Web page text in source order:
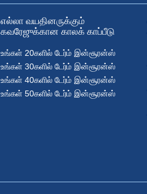
எல்லா வயதினருக்கும்
கவரேஜுக்கான காலக் காப்பீடு
உங்கள் 20களில் டேர்ம் இன்சூரன்ஸ்
உங்கள் 30களில் டேர்ம் இன்சூரன்ஸ்
உங்கள் 40களில் டேர்ம் இன்சூரன்ஸ்
உங்கள் 50களில் டேர்ம் இன்சூரன்ஸ்